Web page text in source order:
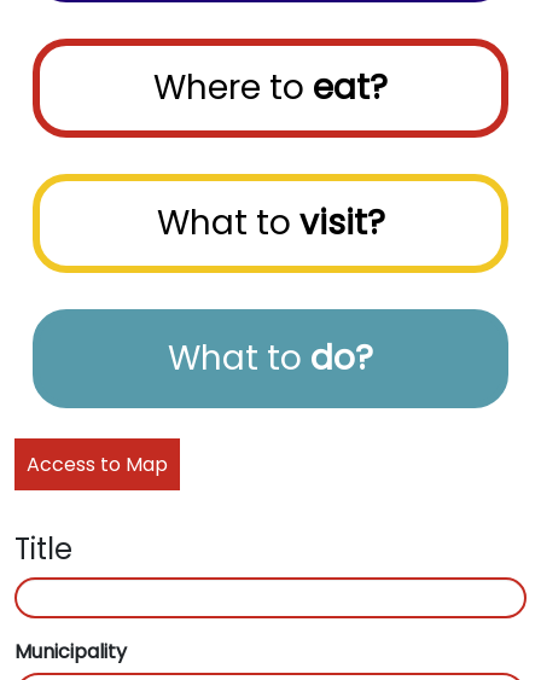
Where to eat?
What to visit?
What to do?
Access to Map
Title
Municipality